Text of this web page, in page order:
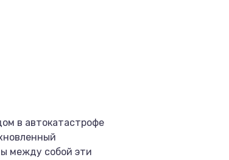
в автокатастрофе
между собой эти